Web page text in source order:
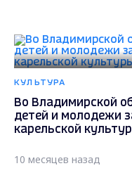
КУЛЬТУРА
Во Владимирской
детей и молодежи
карельской
10 месяцев назад